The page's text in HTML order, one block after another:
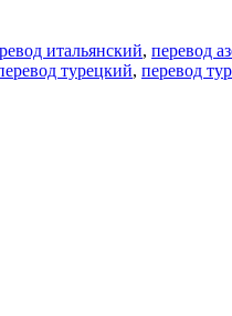
итальянский, перевод
турецкий, перевод